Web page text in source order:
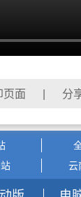
| 分享
云